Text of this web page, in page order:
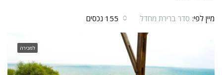
155 נכסים מיין לפי: סדר ברירת מחדל
למכירה